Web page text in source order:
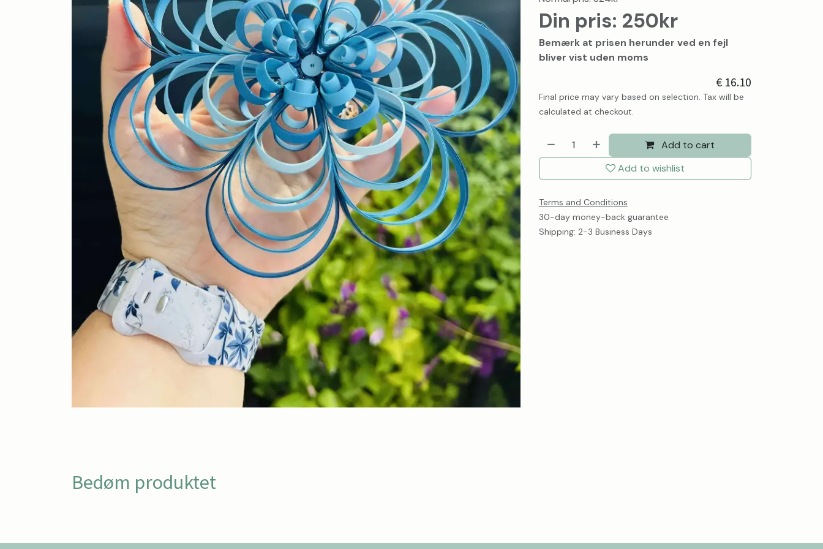
Din pris: 250kr
Bemærk at prisen herunder ved en fejl
bliver vist uden moms
€ 16.10
Final price may vary based on selection. Tax will be
calculated at checkout.
Add to cart
Add to wishlist
Terms and Conditions
30-day money-back guarantee
Shipping: 2-3 Business Days
Bedøm produktet